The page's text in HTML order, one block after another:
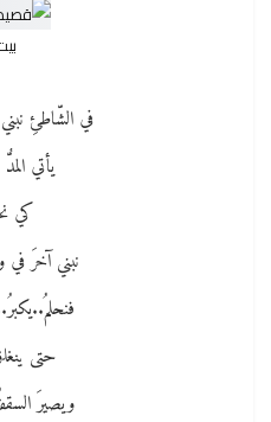
في الشّاطئِ
يأتي
كي
نبني آخرَ
حتى
ويصيرَ